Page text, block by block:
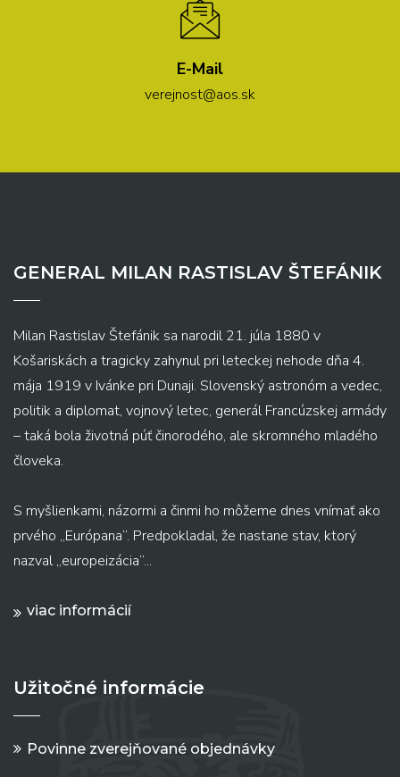
E-Mail
verejnost@aos.sk
GENERAL MILAN RASTISLAV ŠTEFÁNIK
Milan Rastislav Štefánik sa narodil 21. júla 1880 v
Košariskách a tragicky zahynul pri leteckej nehode dňa 4.
mája 1919 v Ivánke pri Dunaji. Slovenský astronóm a vedec,
politik a diplomat, vojnový letec, generál Francúzskej armády
– taká bola životná púť činorodého, ale skromného mladého
človeka.
S myšlienkami, názormi a činmi ho môžeme dnes vnímať ako
prvého „Európana“. Predpokladal, že nastane stav, ktorý
nazval „europeizácia“...
viac informácií
Užitočné informácie
Povinne zverejňované objednávky